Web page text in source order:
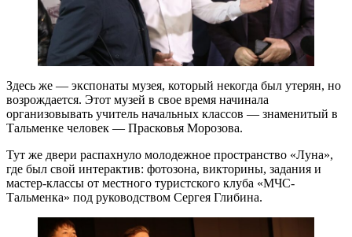
Здесь же — экспонаты музея, который некогда был утерян, но
возрождается. Этот музей в свое время начинала
организовывать учитель начальных классов — знаменитый в
Тальменке человек — Прасковья Морозова.
Тут же двери распахнуло молодежное пространство «Луна»,
где был свой интерактив: фотозона, викторины, задания и
мастер-классы от местного туристского клуба «МЧС-
Тальменка» под руководством Сергея Глибина.